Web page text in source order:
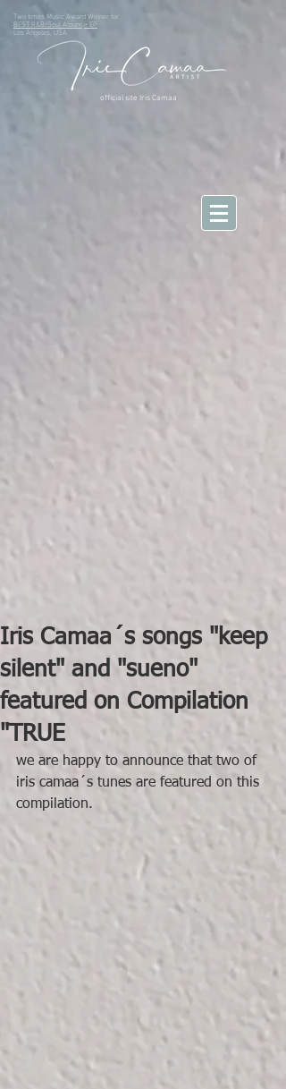
official site Iris Camaa
Two times Music Award Winner for
BEST R&B/Soul Album + EP
Los Angeles, USA
Iris Camaa´s songs "keep
silent" and "sueno"
featured on Compilation
"TRUE
we are happy to announce that two of
iris camaa´s tunes are featured on this
compilation.